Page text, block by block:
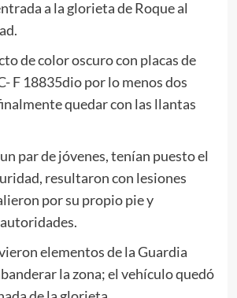
a la glorieta de Roque al
de color oscuro con placas de
F 18835dio por lo menos dos
quedar con las llantas
par de jóvenes, tenían puesto el
resultaron con lesiones
por su propio pie y
elementos de la Guardia
la zona; el vehículo quedó